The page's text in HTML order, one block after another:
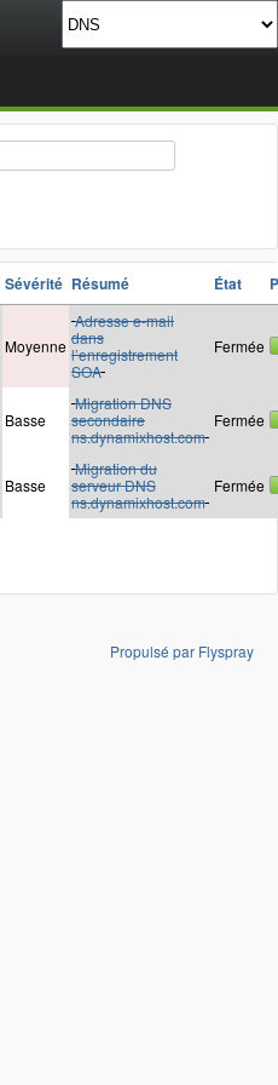
Sévérité Résumé État
Moyenne
Adresse e-mail
dans
l’enregistrement
SOA
Fermée
Basse
Migration DNS
secondaire
ns.dynamixhost.com
Fermée
Basse
Migration du
serveur DNS
ns.dynamixhost.com
Fermée
Propulsé par Flyspray